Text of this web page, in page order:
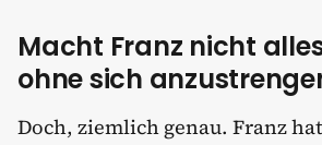
Macht Franz nicht
ohne sich
Doch, ziemlich genau. Franz